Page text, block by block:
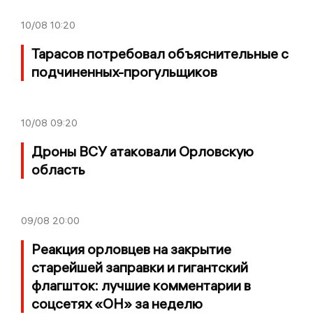
10/08 10:20
Тарасов потребовал объяснительные с
подчиненных-прогульщиков
10/08 09:20
Дроны ВСУ атаковали Орловскую
область
09/08 20:00
Реакция орловцев на закрытие
старейшей заправки и гигантский
флагшток: лучшие комментарии в
соцсетях «ОН» за неделю